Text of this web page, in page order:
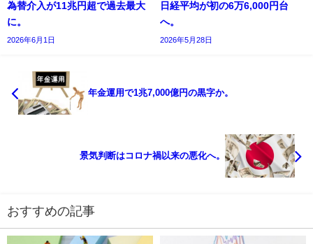
為替介入が11兆円超で過去最大
に。
2026年6月1日
日経平均が初の6万6,000円台
へ。
2026年5月28日
年金運用で1兆7,000億円の黒字か。
景気判断はコロナ禍以来の悪化へ。
おすすめの記事